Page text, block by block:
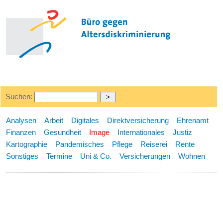
Suchen:
Analysen Arbeit Digitales Direktversicherung
Ehrenamt
Finanzen
Gesundheit Image Internationales
Justiz
Kartographie
Pandemisches Pflege Reiserei
Rente
Sonstiges
Termine Uni & Co. Versicherungen Wohnen